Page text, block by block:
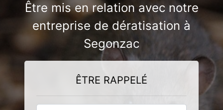
Être mis en relation avec notre
entreprise de dératisation à
Segonzac
ÊTRE RAPPELÉ